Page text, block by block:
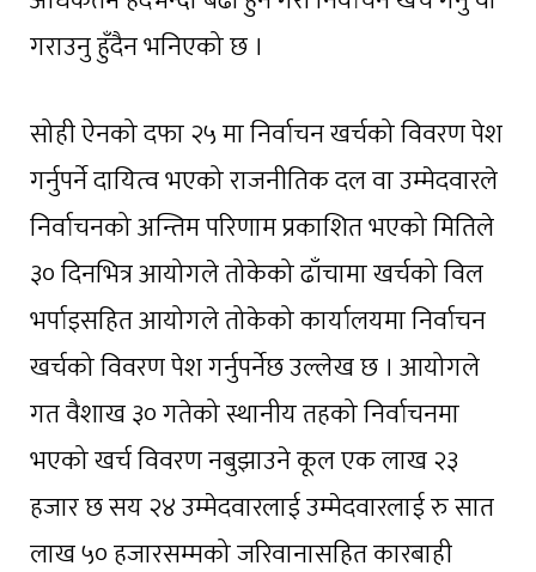
गराउनु हुँदैन भनिएको छ ।
सोही ऐनको दफा २५ मा निर्वाचन खर्चको विवरण पेश
गर्नुपर्ने दायित्व भएको राजनीतिक दल वा उम्मेदवारले
निर्वाचनको अन्तिम परिणाम प्रकाशित भएको मितिले
३० दिनभित्र आयोगले तोकेको ढाँचामा खर्चको विल
भर्पाइसहित आयोगले तोकेको कार्यालयमा निर्वाचन
खर्चको विवरण पेश गर्नुपर्नेछ उल्लेख छ । आयोगले
गत वैशाख ३० गतेको स्थानीय तहको निर्वाचनमा
भएको खर्च विवरण नबुझाउने कूल एक लाख २३
हजार छ सय २४ उम्मेदवारलाई उम्मेदवारलाई रु सात
लाख ५० हजारसम्मको जरिवानासहित कारबाही